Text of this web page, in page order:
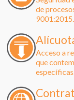
de
9001:2015.
Acceso a
que